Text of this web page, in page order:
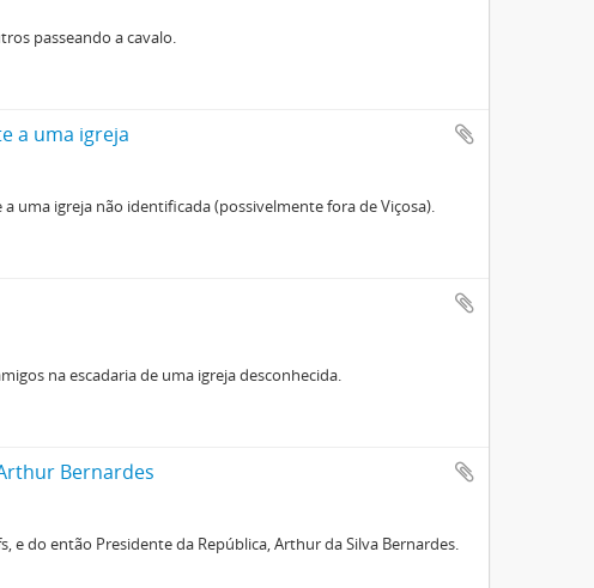
passeando a cavalo.
a uma igreja
uma igreja não identificada (possivelmente fora de Viçosa).
na escadaria de uma igreja desconhecida.
Bernardes
e do então Presidente da República, Arthur da Silva Bernardes.